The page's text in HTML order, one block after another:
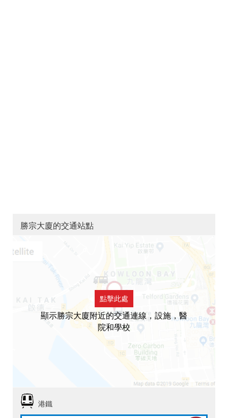
勝宗大廈的交通站點
點擊此處
顯示勝宗大廈附近的交通連線，設施，醫
院和學校
港鐵